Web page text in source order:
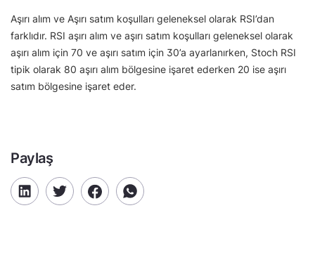
Aşırı alım ve Aşırı satım koşulları geleneksel olarak RSI’dan
farklıdır. RSI aşırı alım ve aşırı satım koşulları geleneksel olarak
aşırı alım için 70 ve aşırı satım için 30’a ayarlanırken, Stoch RSI
tipik olarak 80 aşırı alım bölgesine işaret ederken 20 ise aşırı
satım bölgesine işaret eder.
Paylaş